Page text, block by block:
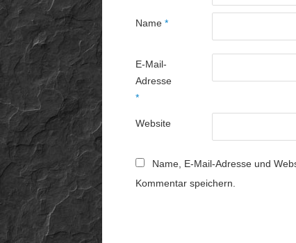
Name *
E-Mail-
Adresse
*
Website
Name, E-Mail-Adresse und
Kommentar speichern.